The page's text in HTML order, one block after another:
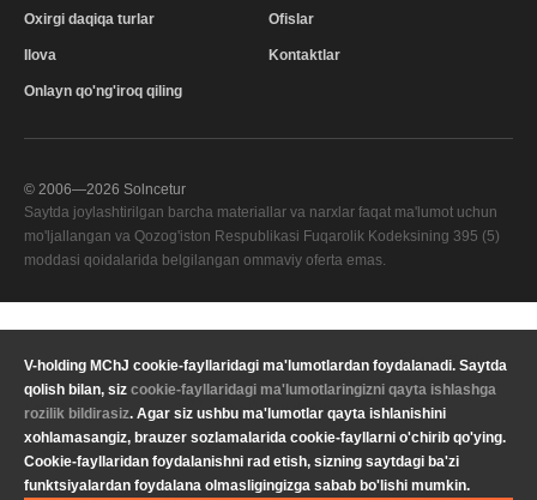
V-holding MChJ cookie-fayllaridagi ma'lumotlardan foydalanadi. Saytda
qolish bilan, siz cookie-fayllaridagi ma'lumotlaringizni qayta ishlashga
rozilik bildirasiz. Agar siz ushbu ma'lumotlar qayta ishlanishini
xohlamasangiz, brauzer sozlamalarida cookie-fayllarni o'chirib qo'ying.
Cookie-fayllaridan foydalanishni rad etish, sizning saytdagi ba'zi
funktsiyalardan foydalana olmasligingizga sabab bo'lishi mumkin.
Oxirgi daqiqa turlar
Ilova
Onlayn qo'ng'iroq qiling
Ofislar
Kontaktlar
© 2006—2026 Solncetur
Saytda joylashtirilgan barcha materiallar va narxlar faqat ma'lumot uchun
mo'ljallangan va Qozog'iston Respublikasi Fuqarolik Kodeksining 395 (5)
moddasi qoidalarida belgilangan ommaviy oferta emas.
Sizning mintaqangiz —
Valyuta KZT Qozog'iston tenge
Til O'zbekcha
Sifat xizmati
Maxfiylik
siyosati
Yuridik ma'lumot